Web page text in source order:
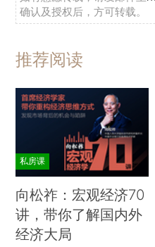
确认及授权后，方可转载。
推荐阅读
私房课
向松祚：宏观经济70
讲，带你了解国内外
经济大局